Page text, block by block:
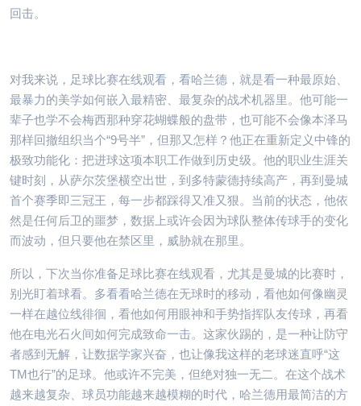
回击。
对我来说，足球比赛在线观看，看哈兰德，就是看一种最原始、
最暴力的美学如何嵌入最精密、最复杂的战术机器里。他可能一
辈子也学不会梅西那种穿花蝴蝶般的盘带，也可能不会像本泽马
那样回撤组织当个“9号半”，但那又怎样？他正在重新定义中锋的
极致功能化：把进球这项本职工作做到历史级。他的职业生涯关
键时刻，从萨尔茨堡横空出世，到多特蒙德持续高产，再到曼城
首个赛季即三冠王，每一步都踩得又准又狠。当前的状态，他依
然是任何后卫的噩梦，数据上或许会因为球队整体传球手的变化
而波动，但只要他在禁区里，威胁就在那里。
所以，下次当你准备足球比赛在线观看，尤其是曼城的比赛时，
别光盯着球看。多看看哈兰德在无球时的移动，看他如何像幽灵
一样在越位线徘徊，看他如何用眼神和手势指挥队友传球，再看
他在电光石火间如何完成致命一击。这家伙踢的，是一种让防守
者感到无解，让数据学家兴奋，也让像我这样的老球迷直呼“这
TM也行”的足球。他或许不完美，但绝对独一无二。在这个战术
越来越复杂、球员功能越来越模糊的时代，哈兰德用最简洁的方